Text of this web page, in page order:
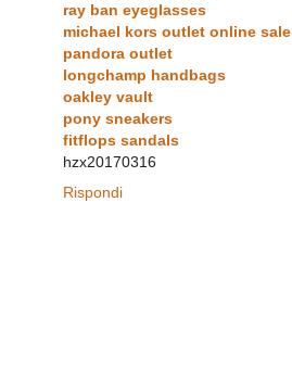
ray ban eyeglasses
michael kors outlet online sale
pandora outlet
longchamp handbags
oakley vault
pony sneakers
fitflops sandals
hzx20170316
Rispondi